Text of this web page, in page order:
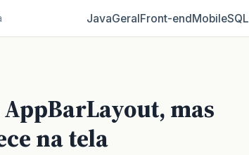
JavaGeralFront‑endMobileSQL
AppBarLayout, mas
na tela